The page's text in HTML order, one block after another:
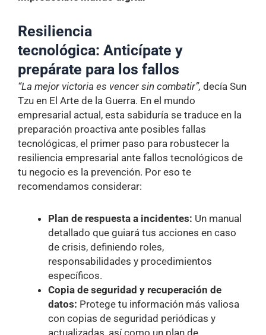
Resiliencia
tecnológica: Anticípate y
prepárate para los fallos
“La mejor victoria es vencer sin combatir”, decía Sun
Tzu en El Arte de la Guerra. En el mundo
empresarial actual, esta sabiduría se traduce en la
preparación proactiva ante posibles fallas
tecnológicas, el primer paso para robustecer la
resiliencia empresarial ante fallos tecnológicos de
tu negocio es la prevención. Por eso te
recomendamos considerar:
Plan de respuesta a incidentes: Un manual
detallado que guiará tus acciones en caso
de crisis, definiendo roles,
responsabilidades y procedimientos
específicos.
Copia de seguridad y recuperación de
datos: Protege tu información más valiosa
con copias de seguridad periódicas y
actualizadas, así como un plan de